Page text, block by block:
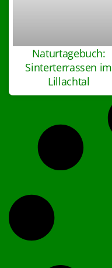
Naturtagebuch:
Sinterterrassen im
Lillachtal